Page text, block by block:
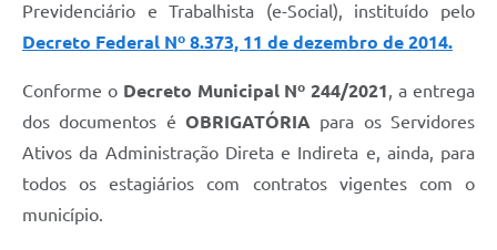
Previdenciário e Trabalhista (e-Social), instituído pelo
Decreto Federal Nº 8.373, 11 de dezembro de 2014.
Conforme o Decreto Municipal Nº 244/2021, a entrega
dos documentos é OBRIGATÓRIA para os Servidores
Ativos da Administração Direta e Indireta e, ainda, para
todos os estagiários com contratos vigentes com o
município.